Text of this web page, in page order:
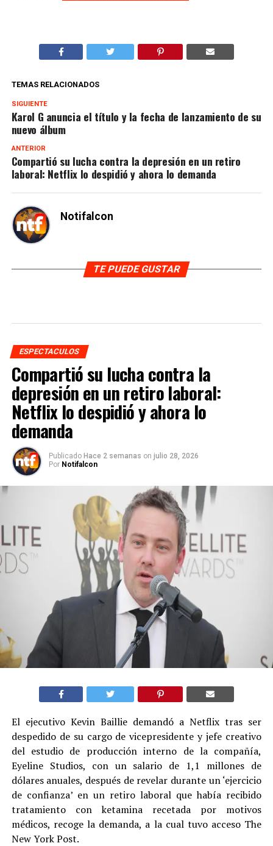
TEMAS RELACIONADOS
SIGUIENTE
Karol G anuncia el título y la fecha de lanzamiento de su
nuevo álbum
ANTERIOR
Compartió su lucha contra la depresión en un retiro
laboral: Netflix lo despidió y ahora lo demanda
Notifalcon
TE PUEDE GUSTAR
ESPECTACULOS
Compartió su lucha contra la
depresión en un retiro laboral:
Netflix lo despidió y ahora lo
demanda
Publicado Hace 2 semanas on julio 28, 2026
Por Notifalcon
El ejecutivo Kevin Baillie demandó a Netflix tras ser
despedido de su cargo de vicepresidente y jefe creativo
del estudio de producción interno de la compañía,
Eyeline Studios, con un salario de 1,1 millones de
dólares anuales, después de revelar durante un ‘ejercicio
de confianza’ en un retiro laboral que había recibido
tratamiento con ketamina recetada por motivos
médicos, recoge la demanda, a la cual tuvo acceso The
New York Post.